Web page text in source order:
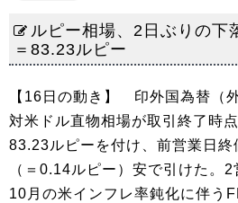
ルピー相場、2日ぶりの下
＝83.23ルピー
【16日の動き】 印外国為替（
対米ドル直物相場が取引終了時
83.23ルピーを付け、前営業日終
（＝0.14ルピー）安で引けた。
10月の米インフレ率鈍化に伴う